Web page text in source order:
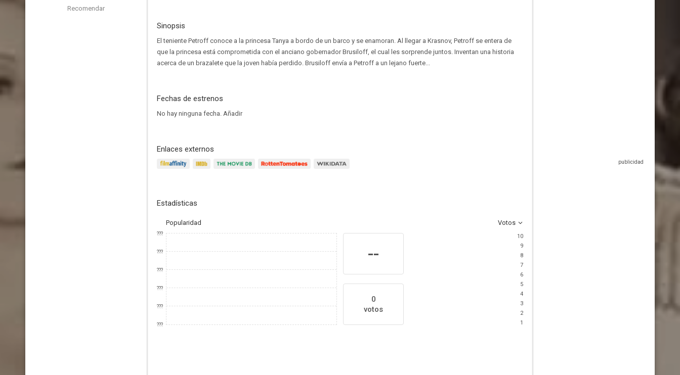
Recomendar
Sinopsis
El teniente Petroff conoce a la princesa Tanya a bordo de un barco y se enamoran. Al llegar a Krasnov, Petroff se entera de
que la princesa está comprometida con el anciano gobernador Brusiloff, el cual les sorprende juntos. Inventan una historia
acerca de un brazalete que la joven había perdido. Brusiloff envía a Petroff a un lejano fuerte...
Fechas de estrenos
No hay ninguna fecha. Añadir
Enlaces externos
Estadísticas
Popularidad Votos
???
???
???
???
???
???
--
0
votos
10
9
8
7
6
5
4
3
2
1